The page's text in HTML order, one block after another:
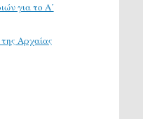
για το Α΄
Αρχαίας